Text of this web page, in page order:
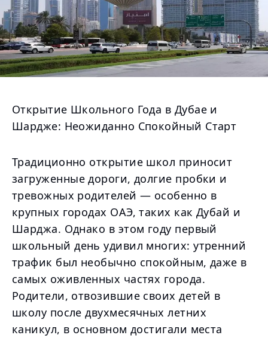
Открытие Школьного Года в Дубае и
Шардже: Неожиданно Спокойный Старт
Традиционно открытие школ приносит
загруженные дороги, долгие пробки и
тревожных родителей — особенно в
крупных городах ОАЭ, таких как Дубай и
Шарджа. Однако в этом году первый
школьный день удивил многих: утренний
трафик был необычно спокойным, даже в
самых оживленных частях города.
Родители, отвозившие своих детей в
школу после двухмесячных летних
каникул, в основном достигали места